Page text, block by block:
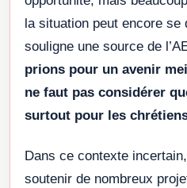
la situation peut encore se
souligne une source de
prions pour un avenir
ne faut pas considérer
surtout pour les
Dans ce contexte
soutenir de nombreux